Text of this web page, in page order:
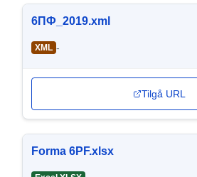
6ПФ_2019.xml
XML -
Tilgå URL
Forma 6PF.xlsx